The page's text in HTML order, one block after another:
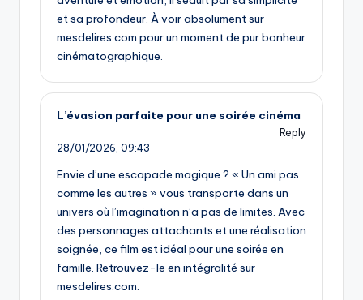
et sa profondeur. À voir absolument sur
mesdelires.com pour un moment de pur bonheur
cinématographique.
L’évasion parfaite pour une soirée cinéma
Reply
28/01/2026, 09:43
Envie d’une escapade magique ? « Un ami pas
comme les autres » vous transporte dans un
univers où l’imagination n’a pas de limites. Avec
des personnages attachants et une réalisation
soignée, ce film est idéal pour une soirée en
famille. Retrouvez-le en intégralité sur
mesdelires.com.